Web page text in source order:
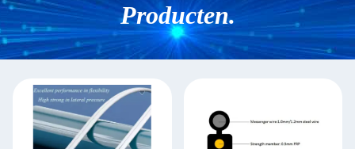
Producten.